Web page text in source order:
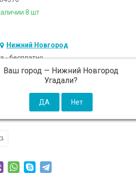
8 шт
Нижний Новгород
Ваш город — Нижний Новгород
Угадали?
- бесплатно
c 09 августа - 300 ₽ (от 5 000 ₽